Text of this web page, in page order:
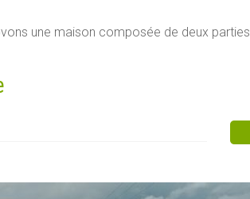
une maison composée de deux parties